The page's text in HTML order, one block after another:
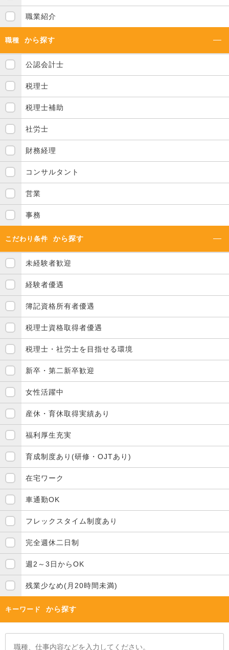
職業紹介
職種 から探す
公認会計士
税理士
税理士補助
社労士
財務経理
コンサルタント
営業
事務
こだわり条件 から探す
未経験者歓迎
経験者優遇
簿記資格所有者優遇
税理士資格取得者優遇
税理士・社労士を目指せる環境
新卒・第二新卒歓迎
女性活躍中
産休・育休取得実績あり
福利厚生充実
育成制度あり(研修・OJTあり)
在宅ワーク
車通勤OK
フレックスタイム制度あり
完全週休二日制
週2～3日からOK
残業少なめ(月20時間未満)
キーワード から探す